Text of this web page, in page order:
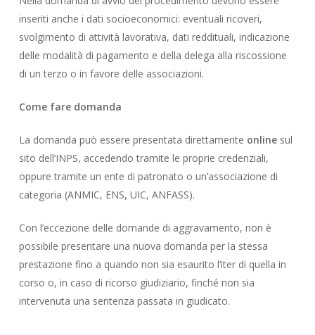
inseriti anche i dati socioeconomici: eventuali ricoveri,
svolgimento di attività lavorativa, dati reddituali, indicazione
delle modalità di pagamento e della delega alla riscossione
di un terzo o in favore delle associazioni.
Come fare domanda
La domanda può essere presentata direttamente onlinesul
sito dell’INPS, accedendo tramite le proprie credenziali,
oppure tramite un ente di patronato o un’associazione di
categoria (ANMIC, ENS, UIC, ANFASS).
Con l’eccezione delle domande di aggravamento, non è
possibile presentare una nuova domanda per la stessa
prestazione fino a quando non sia esaurito l’iter di quella in
corso o, in caso di ricorso giudiziario, finché non sia
intervenuta una sentenza passata in giudicato.